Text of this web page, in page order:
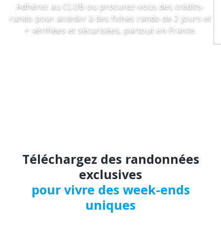
Adhérez au CLUB ou procurez-vous des crédits-
rando pour accéder à des fiches rando de 2 jours et
+ vérifiées et sécurisées, partout en France.
Téléchargez des randonnées
exclusives
pour vivre des week-ends
uniques